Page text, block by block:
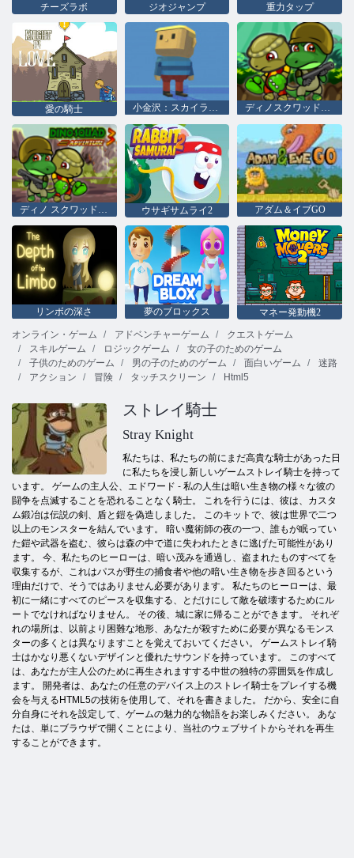
チーズラボ ジオジャンプ 重力タップ
愛の騎士 小金沢：スカイランド ディノスクワッドアドベンチャー
ディノ スクワッド アドベンチャー 3 ウサギサムライ2 アダム＆イブGO
リンボの深さ 夢のブロックス
マネー発動機2
オンライン・ゲーム
アドベンチャーゲーム
クエストゲーム
スキルゲーム
ロジックゲーム
女の子のためのゲーム
子供のためのゲーム
男の子のためのゲーム 面白いゲーム
迷路
アクション
冒険 タッチスクリーン Html5
ストレイ騎士
Stray Knight
私たちは、私たちの前にまだ高貴な騎士があった日
に私たちを浸し新しいゲームストレイ騎士を持って
います。 ゲームの主人公、エドワード - 私の人生は暗い生き物の様々な彼の
闘争を点滅することを恐れることなく騎士。 これを行うには、彼は、カスタ
ム鍛冶は伝説の剣、盾と鎧を偽造しました。 このキットで、彼は世界で二つ
以上のモンスターを結んでいます。 暗い魔術師の夜の一つ、誰もが眠ってい
た鎧や武器を盗む、彼らは森の中で道に失われたときに逃げた可能性があり
ます。 今、私たちのヒーローは、暗い茂みを通過し、盗まれたものすべてを
収集するが、これはパスが野生の捕食者や他の暗い生き物を歩き回るという
理由だけで、そうではありません必要があります。 私たちのヒーローは、最
初に一緒にすべてのピースを収集する、とだけにして敵を破壊するためにル
ートでなければなりません。 その後、城に家に帰ることができます。 それぞ
れの場所は、以前より困難な地形、あなたが殺すために必要が異なるモンス
ターの多くとは異なりますことを覚えておいてください。 ゲームストレイ騎
士はかなり悪くないデザインと優れたサウンドを持っています。 このすべて
は、あなたが主人公のために再生されますする中世の独特の雰囲気を作成し
ます。 開発者は、あなたの任意のデバイス上のストレイ騎士をプレイする機
会を与えるHTML5の技術を使用して、それを書きました。 だから、安全に自
分自身にそれを設定して、ゲームの魅力的な物語をお楽しみください。 あな
たは、単にブラウザで開くことにより、当社のウェブサイトからそれを再生
することができます。